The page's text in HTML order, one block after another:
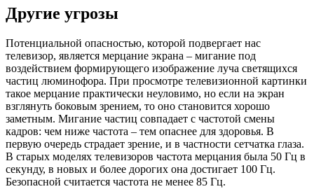
Другие угрозы
Потенциальной опасностью, которой подвергает нас
телевизор, является мерцание экрана – мигание под
воздействием формирующего изображение луча светящихся
частиц люминофора. При просмотре телевизионной картинки
такое мерцание практически неуловимо, но если на экран
взглянуть боковым зрением, то оно становится хорошо
заметным. Мигание частиц совпадает с частотой смены
кадров: чем ниже частота – тем опаснее для здоровья. В
первую очередь страдает зрение, и в частности сетчатка глаза.
В старых моделях телевизоров частота мерцания была 50 Гц в
секунду, в новых и более дорогих она достигает 100 Гц.
Безопасной считается частота не менее 85 Гц.